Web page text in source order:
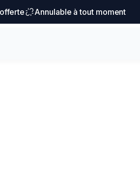
Annulable à tout moment